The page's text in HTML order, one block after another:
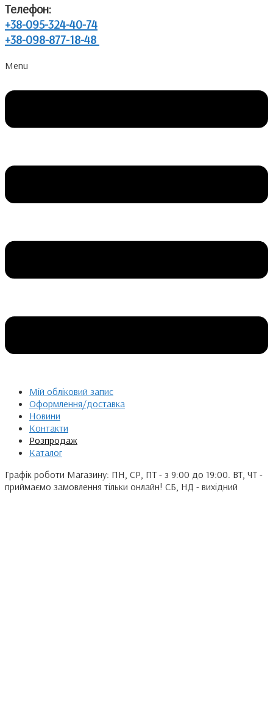
Телефон:
+38-095-324-40-74
+38-098-877-18-48
Menu
Мій обліковий запис
Оформлення/доставка
Новини
Контакти
Розпродаж
Каталог
Графік роботи Магазину: ПН, СР, ПТ - з 9:00 до 19:00. ВТ, ЧТ -
приймаємо замовлення тільки онлайн! СБ, НД - вихідний